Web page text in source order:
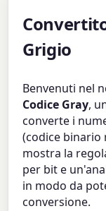
Grigio
Benvenuti nel
Codice Gray,
converte i
(codice
mostra la
per bit e
in modo da
conversione.